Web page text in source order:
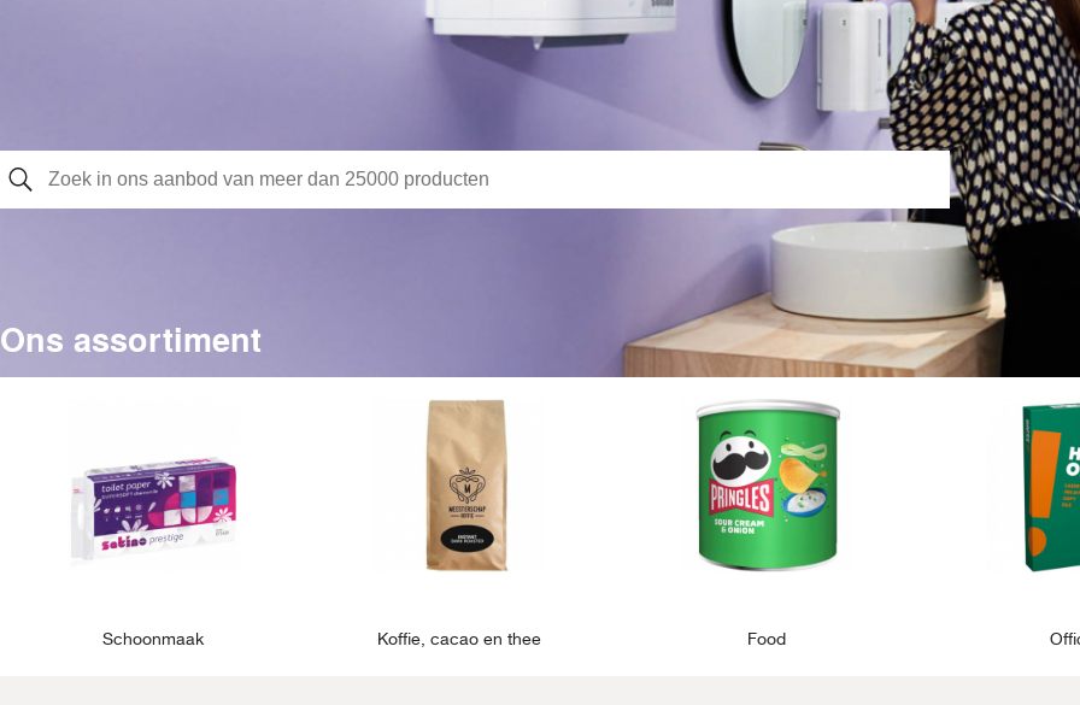
Ons assortiment
Schoonmaak Koffie, cacao en thee Food